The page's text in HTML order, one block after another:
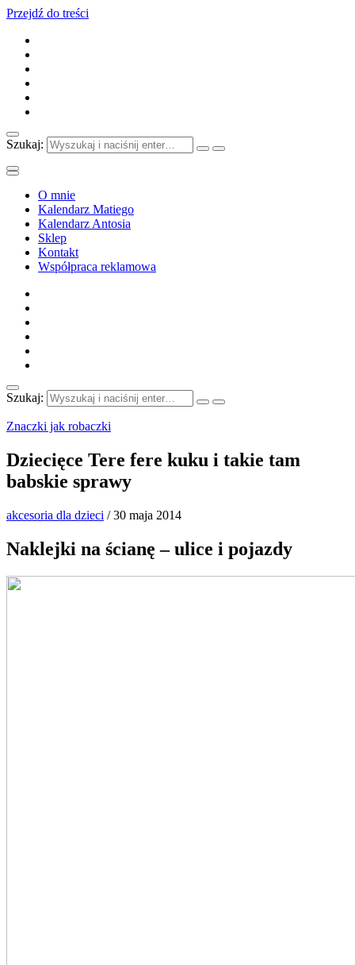
Przejdź do treści
Szukaj:
O mnie
Kalendarz Matiego
Kalendarz Antosia
Sklep
Kontakt
Współpraca reklamowa
Szukaj:
Znaczki jak robaczki
Dziecięce Tere fere kuku i takie tam
babskie sprawy
akcesoria dla dzieci / 30 maja 2014
Naklejki na ścianę – ulice i pojazdy